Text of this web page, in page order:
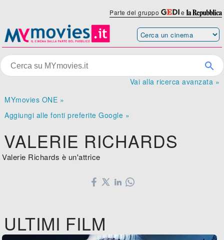
Parte del gruppo e
Vai alla ricerca avanzata »
MYmovies ONE »
Aggiungi alle fonti preferite Google »
VALERIE RICHARDS
Valerie Richards è un'attrice
ULTIMI FILM